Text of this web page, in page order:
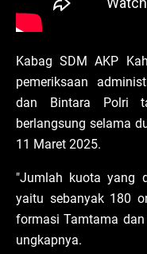
Kabag SDM AKP
pemeriksaan
dan Bintara Polri
berlangsung selama
11 Maret 2025.
"Jumlah kuota yang
yaitu sebanyak 180
formasi Tamtama
ungkapnya.